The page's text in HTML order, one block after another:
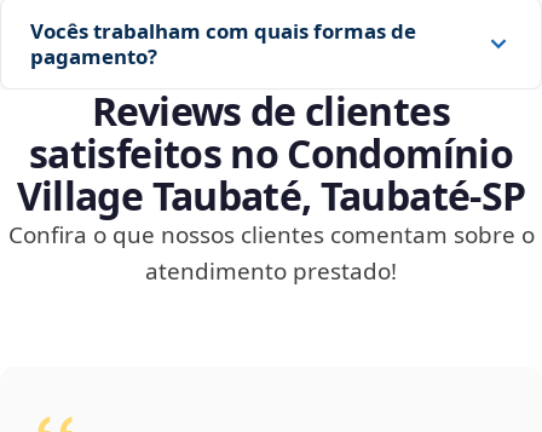
Vocês trabalham com quais formas de
pagamento?
Reviews de clientes
satisfeitos no Condomínio
Village Taubaté, Taubaté‑SP
Confira o que nossos clientes comentam sobre o
atendimento prestado!